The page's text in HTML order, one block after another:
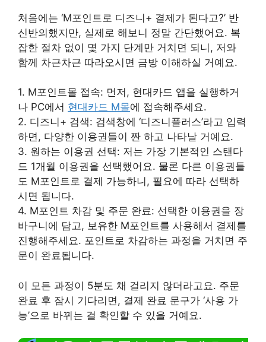
처음에는 ‘M포인트로 디즈니+ 결제가 된다고?’ 반
신반의했지만, 실제로 해보니 정말 간단했어요. 복
잡한 절차 없이 몇 가지 단계만 거치면 되니, 저와
함께 차근차근 따라오시면 금방 이해하실 거예요.
1. M포인트몰 접속: 먼저, 현대카드 앱을 실행하거
나 PC에서 현대카드 M몰에 접속해주세요.
2. 디즈니+ 검색: 검색창에 ‘디즈니플러스’라고 입력
하면, 다양한 이용권들이 짠 하고 나타날 거예요.
3. 원하는 이용권 선택: 저는 가장 기본적인 스탠다
드 1개월 이용권을 선택했어요. 물론 다른 이용권들
도 M포인트로 결제 가능하니, 필요에 따라 선택하
시면 됩니다.
4. M포인트 차감 및 주문 완료: 선택한 이용권을 장
바구니에 담고, 보유한 M포인트를 사용해서 결제를
진행해주세요. 포인트로 차감하는 과정을 거치면 주
문이 완료됩니다.
이 모든 과정이 5분도 채 걸리지 않더라고요. 주문
완료 후 잠시 기다리면, 결제 완료 문구가 ‘사용 가
능’으로 바뀌는 걸 확인할 수 있을 거예요.